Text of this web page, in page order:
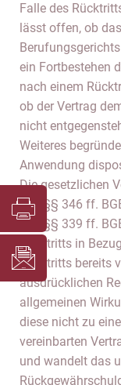
Falle des
lässt offen, ob
ein Fortbestehen
nach einem
ob der Vertrag
nicht
Weiteres
Anwendung
Die gesetzlichen
den §§ 346 ff.
den §§ 339 ff.
Rücktritts in
Rücktritts bereits
ausdrücklichen
allgemeinen
diese nicht zu
vereinbarten
und wandelt das